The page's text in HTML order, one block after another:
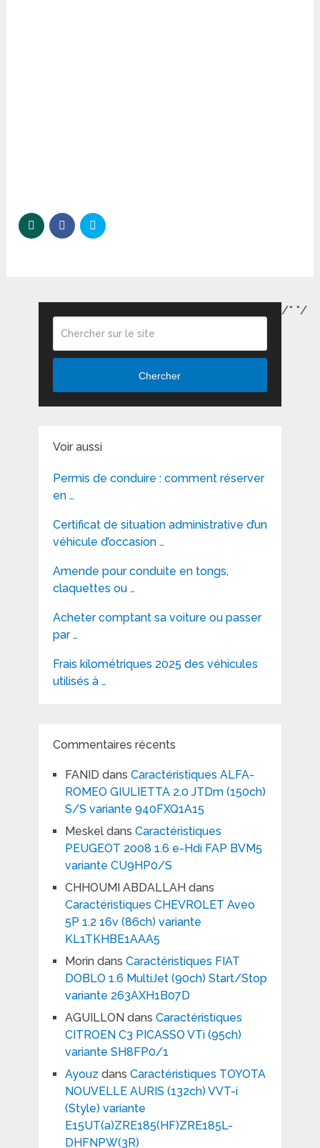
Chercher
Voir aussi
Permis de conduire : comment réserver
en …
Certificat de situation administrative d’un
véhicule d’occasion …
Amende pour conduite en tongs,
claquettes ou …
Acheter comptant sa voiture ou passer
par …
Frais kilométriques 2025 des véhicules
utilisés à …
Commentaires récents
FANID dans Caractéristiques ALFA-
ROMEO GIULIETTA 2.0 JTDm (150ch)
S/S variante 940FXQ1A15
Meskeldans Caractéristiques
PEUGEOT 2008 1.6 e-Hdi FAP BVM5
variante CU9HP0/S
CHHOUMI ABDALLAH dans
Caractéristiques CHEVROLET Aveo
5P 1.2 16v (86ch) variante
KL1TKHBE1AAA5
Morindans Caractéristiques FIAT
DOBLO 1.6 MultiJet (90ch) Start/Stop
variante 263AXH1B07D
AGUILLON dans Caractéristiques
CITROEN C3 PICASSO VTi (95ch)
variante SH8FP0/1
Ayouz dans Caractéristiques TOYOTA
NOUVELLE AURIS (132ch) VVT-i
(Style) variante
E15UT(a)ZRE185(HF)ZRE185L-
DHFNPW(3R)
/* */